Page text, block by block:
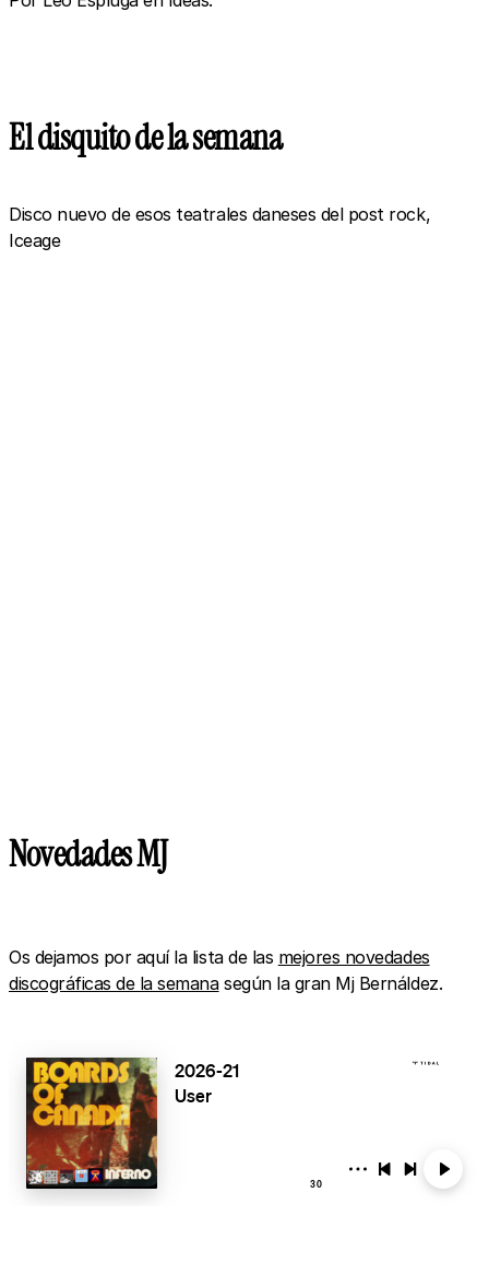
El disquito de la semana
Disco nuevo de esos teatrales daneses del post rock,
Iceage
Novedades MJ
Os dejamos por aquí la lista de las mejores novedades
discográficas de la semanasegún la gran Mj Bernáldez.